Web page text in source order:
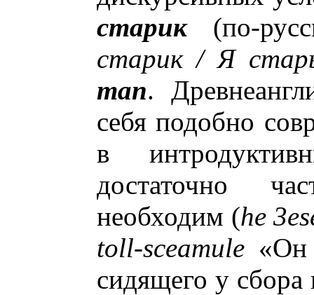
старик(по-
старик / Я
man.
себя подобно
в
достаточно
необходим (he
toll-sceamule «Он
сидящего у